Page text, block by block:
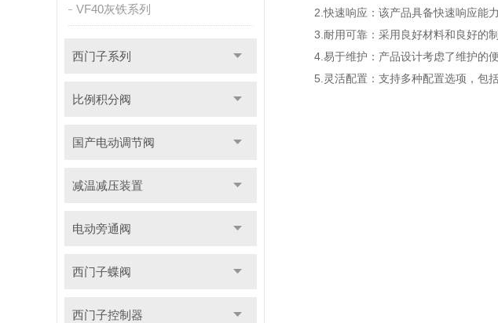
2.快速响应：该产品具备快速响应能力
3.耐用可靠：采用良好材料和良好的制
4.易于维护：产品设计考虑了维护的便
5.灵活配置：支持多种配置选项，包括
VF40灰铁系列
西门子系列
比例积分阀
国产电动调节阀
减温减压装置
电动旁通阀
西门子蝶阀
西门子控制器